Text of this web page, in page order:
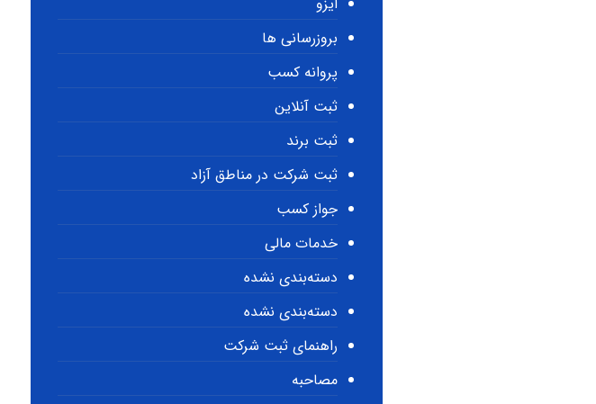
بروزرسانی ها
پروانه کسب
ثبت آنلاین
ثبت برند
ثبت شرکت در مناطق آزاد
جواز کسب
خدمات مالی
دسته‌بندی نشده
دسته‌بندی نشده
راهنمای ثبت شرکت
مصاحبه